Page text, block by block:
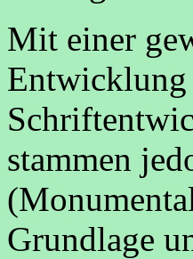
Mit einer
Entwicklung
stammen
Grundlage